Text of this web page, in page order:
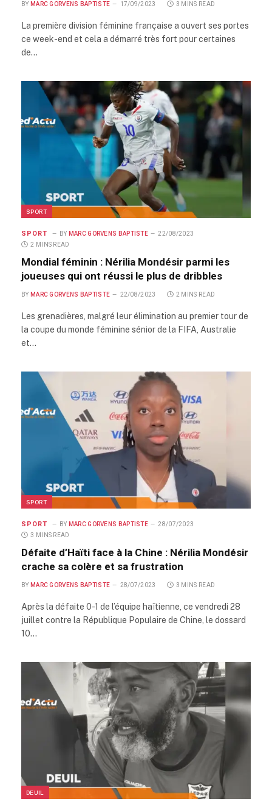
BY MARC GORVENS BAPTISTE 17/09/2023 3 MINS READ
La première division féminine française a ouvert ses portes
ce week-end et cela a démarré très fort pour certaines
de…
SPORT
SPORT BY MARC GORVENS BAPTISTE
22/08/2023
2 MINS READ
Mondial féminin : Nérilia Mondésir parmi les
joueuses qui ont réussi le plus de dribbles
BY MARC GORVENS BAPTISTE 22/08/2023 2 MINS READ
Les grenadières, malgré leur élimination au premier tour de
la coupe du monde féminine sénior de la FIFA, Australie
et…
SPORT
SPORT BY MARC GORVENS BAPTISTE
28/07/2023
3 MINS READ
Défaite d’Haïti face à la Chine : Nérilia Mondésir
crache sa colère et sa frustration
BY MARC GORVENS BAPTISTE 28/07/2023 3 MINS READ
Après la défaite 0-1 de l’équipe haïtienne, ce vendredi 28
juillet contre la République Populaire de Chine, le dossard
10…
DEUIL